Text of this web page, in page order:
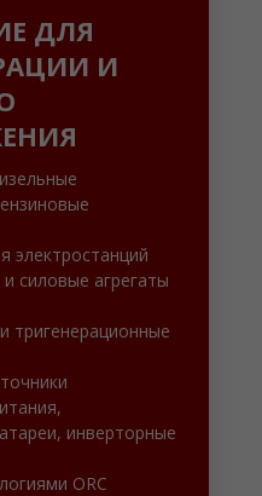
ДЛЯ
И
электростанций
силовые агрегаты
тригенерационные
инверторные
ORC